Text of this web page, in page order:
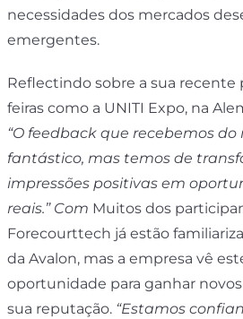
necessidades dos mercados
emergentes.
Reflectindo sobre a sua recente
feiras como a UNITI Expo, na
“O feedback que recebemos
fantástico, mas temos de
impressões positivas em
reais.” Com Muitos dos
Forecourttech já estão
da Avalon, mas a empresa vê
oportunidade para ganhar
sua reputação. “Estamos